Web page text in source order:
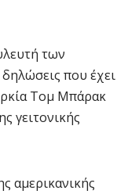
των
που έχει
Τομ Μπάρακ
γειτονικής
αμερικανικής